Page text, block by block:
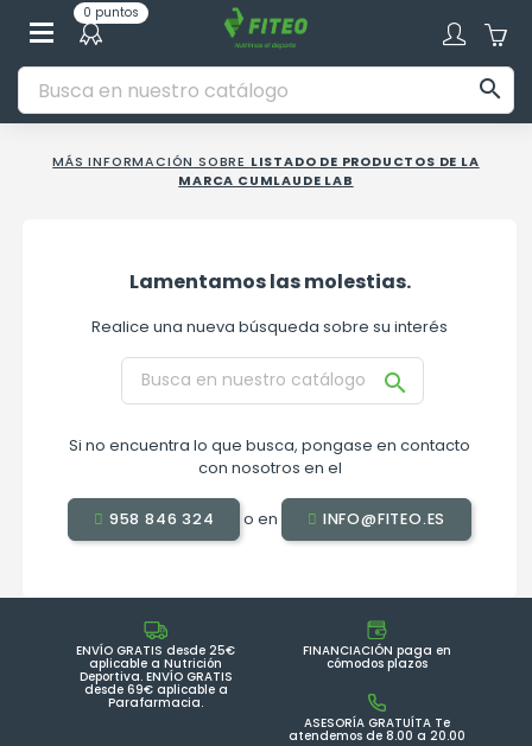
0 puntos

MÁS INFORMACIÓN SOBRE LISTADO DE PRODUCTOS DE LA
MARCA CUMLAUDE LAB
Lamentamos las molestias.
Realice una nueva búsqueda sobre su interés

Si no encuentra lo que busca, pongase en contacto
con nosotros en el
958 846 324 o en INFO@FITEO.ES
ENVÍO GRATIS desde 25€
aplicable a Nutrición
Deportiva. ENVÍO GRATIS
desde 69€ aplicable a
Parafarmacia.
FINANCIACIÓN paga en
cómodos plazos
ASESORÍA GRATUÍTA Te
atendemos de 8.00 a 20.00